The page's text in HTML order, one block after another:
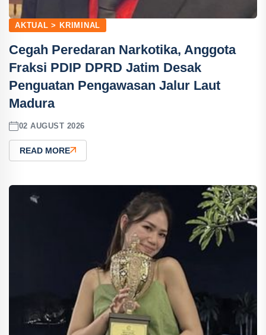
AKTUAL > KRIMINAL
Cegah Peredaran Narkotika, Anggota
Fraksi PDIP DPRD Jatim Desak
Penguatan Pengawasan Jalur Laut
Madura
02 AUGUST 2026
READ MORE